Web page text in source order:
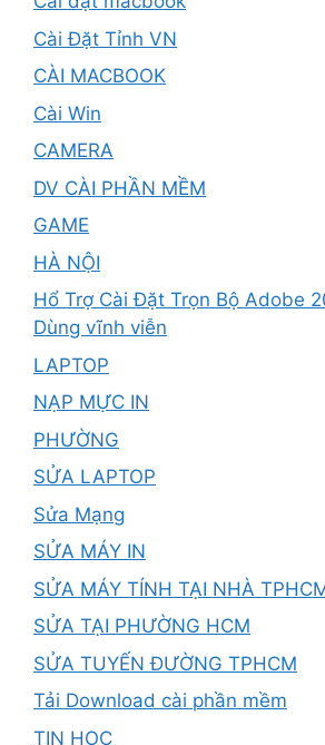
Cài Đặt Tỉnh VN
CÀI MACBOOK
Cài Win
CAMERA
DV CÀI PHẦN MỀM
GAME
HÀ NỘI
Hổ Trợ Cài Đặt Trọn Bộ Adobe
Dùng vĩnh viễn
LAPTOP
NẠP MỰC IN
PHƯỜNG
SỬA LAPTOP
Sửa Mạng
SỬA MÁY IN
SỬA MÁY TÍNH TẠI NHÀ
SỬA TẠI PHƯỜNG HCM
SỬA TUYẾN ĐƯỜNG TPHCM
Tải Download cài phần mềm
TIN HỌC